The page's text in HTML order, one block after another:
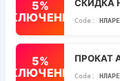
5%
СКИДКА
5%
ПРОКАТ